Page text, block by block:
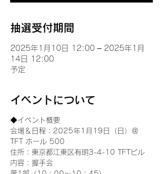
抽選受付期間
2025年1月10日 12:00 – 2025年1月
14日 12:00
予定
イベントについて
◆イベント概要
会場＆日程：2025年1月19日（日）＠
TFT ホール 500
住所：東京都江東区有明3-4-10 TFTビル
内容：握手会